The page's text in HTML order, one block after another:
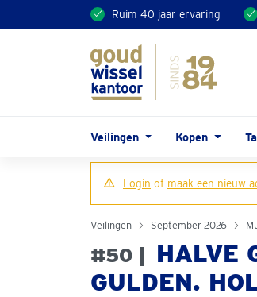
Ruim 40 jaar ervaring
Veilingen Kopen
Login of maak een nieuw
Veilingen September 2026
#50 |
HALVE
GULDEN.